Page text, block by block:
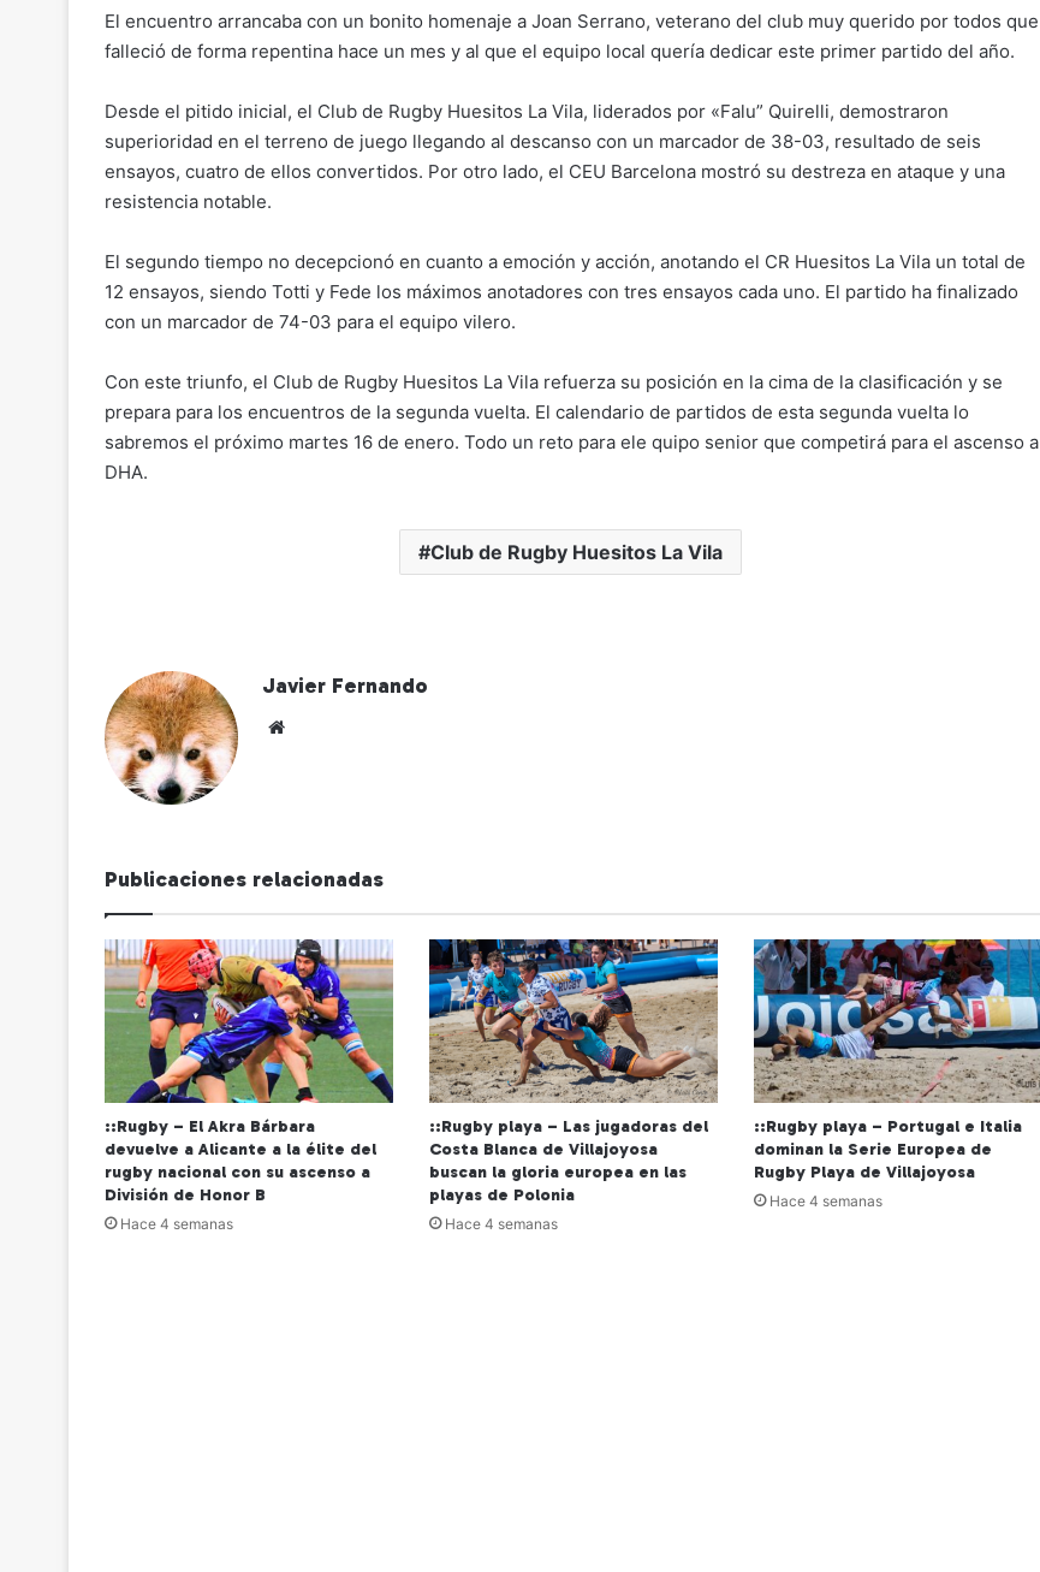
n
k
o
o
k
p
p
m
tir
El encuentro arrancaba con un bonito homenaje a Joan Serrano, veterano del club muy querido por todos que
falleció de forma repentina hace un mes y al que el equipo local quería dedicar este primer partido del año.
Desde el pitido inicial, el Club de Rugby Huesitos La Vila, liderados por «Falu” Quirelli, demostraron
superioridad en el terreno de juego llegando al descanso con un marcador de 38-03, resultado de seis
ensayos, cuatro de ellos convertidos. Por otro lado, el CEU Barcelona mostró su destreza en ataque y una
resistencia notable.
El segundo tiempo no decepcionó en cuanto a emoción y acción, anotando el CR Huesitos La Vila un total de
12 ensayos, siendo Totti y Fede los máximos anotadores con tres ensayos cada uno. El partido ha finalizado
con un marcador de 74-03 para el equipo vilero.
Con este triunfo, el Club de Rugby Huesitos La Vila refuerza su posición en la cima de la clasificación y se
prepara para los encuentros de la segunda vuelta. El calendario de partidos de esta segunda vuelta lo
sabremos el próximo martes 16 de enero. Todo un reto para ele quipo senior que competirá para el ascenso a
DHA.
Club de Rugby Huesitos La Vila
Javier Fernando
Publicaciones relacionadas
::Rugby – El Akra Bárbara
devuelve a Alicante a la élite del
rugby nacional con su ascenso a
División de Honor B
Hace 4 semanas
::Rugby playa – Las jugadoras del
Costa Blanca de Villajoyosa
buscan la gloria europea en las
playas de Polonia
Hace 4 semanas
::Rugby playa – Portugal e Italia
dominan la Serie Europea de
Rugby Playa de Villajoyosa
Hace 4 semanas